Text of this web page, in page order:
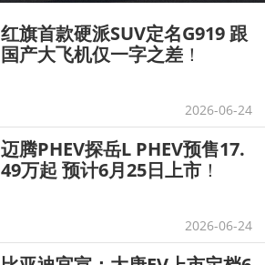
红旗首款硬派SUV定名G919 跟
国产大飞机仅一字之差 ！
2026-06-24
迈腾PHEV探岳L PHEV预售17.
49万起 预计6月25日上市 ！
2026-06-24